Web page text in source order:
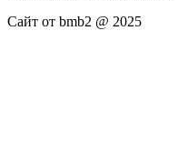
Сайт от bmb2 @ 2025